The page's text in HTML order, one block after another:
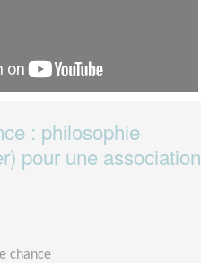
: philosophie
pour une association
chance